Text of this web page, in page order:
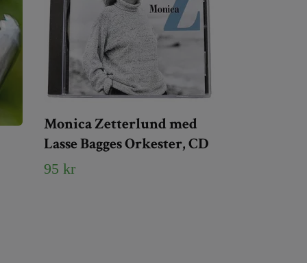
Monica Zetterlund med
Lasse Bagges Orkester, CD
95 kr